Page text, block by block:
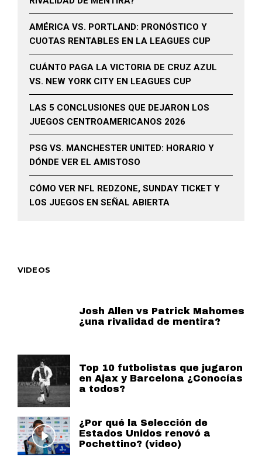
AMÉRICA VS. PORTLAND: PRONÓSTICO Y
CUOTAS RENTABLES EN LA LEAGUES CUP
CUÁNTO PAGA LA VICTORIA DE CRUZ AZUL
VS. NEW YORK CITY EN LEAGUES CUP
LAS 5 CONCLUSIONES QUE DEJARON LOS
JUEGOS CENTROAMERICANOS 2026
PSG VS. MANCHESTER UNITED: HORARIO Y
DÓNDE VER EL AMISTOSO
CÓMO VER NFL REDZONE, SUNDAY TICKET Y
LOS JUEGOS EN SEÑAL ABIERTA
VIDEOS
Josh Allen vs Patrick Mahomes
¿una rivalidad de mentira?
Top 10 futbolistas que jugaron
en Ajax y Barcelona ¿Conocías
a todos?
¿Por qué la Selección de
Estados Unidos renovó a
Pochettino? (video)